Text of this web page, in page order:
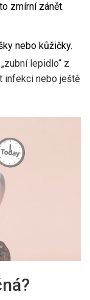
zmírní zánět.
nebo kůžičky.
lepidlo“ z
infekci nebo ještě